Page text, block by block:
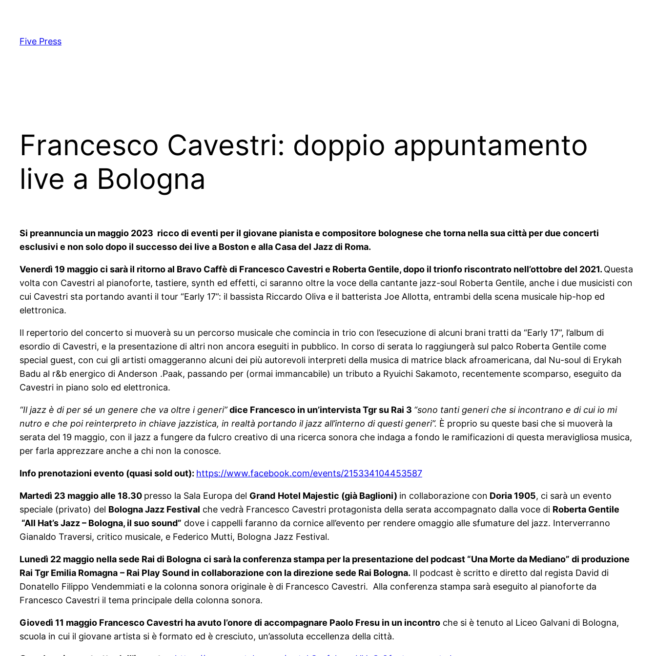
content
Five Press
Francesco Cavestri: doppio appuntamento
live a Bologna
Si preannuncia un maggio 2023 ricco di eventi per il giovane pianista e compositore bolognese che torna nella sua città per due concerti
esclusivi e non solo dopo il successo dei live a Boston e alla Casa del Jazz di Roma.
Venerdì 19 maggio ci sarà il ritorno al Bravo Caffè di Francesco Cavestri e Roberta Gentile, dopo il trionfo riscontrato nell’ottobre del 2021. Questa
volta con Cavestri al pianoforte, tastiere, synth ed effetti, ci saranno oltre la voce della cantante jazz-soul Roberta Gentile, anche i due musicisti con
cui Cavestri sta portando avanti il tour “Early 17”: il bassista Riccardo Oliva e il batterista Joe Allotta, entrambi della scena musicale hip-hop ed
elettronica.
Il repertorio del concerto si muoverà su un percorso musicale che comincia in trio con l’esecuzione di alcuni brani tratti da “Early 17”, l’album di
esordio di Cavestri, e la presentazione di altri non ancora eseguiti in pubblico. In corso di serata lo raggiungerà sul palco Roberta Gentile come
special guest, con cui gli artisti omaggeranno alcuni dei più autorevoli interpreti della musica di matrice black afroamericana, dal Nu-soul di Erykah
Badu al r&b energico di Anderson .Paak, passando per (ormai immancabile) un tributo a Ryuichi Sakamoto, recentemente scomparso, eseguito da
Cavestri in piano solo ed elettronica.
“Il jazz è di per sé un genere che va oltre i generi”dice Francesco in un’intervista Tgr su Rai 3 “sono tanti generi che si incontrano e di cui io mi
nutro e che poi reinterpreto in chiave jazzistica, in realtà portando il jazz all’interno di questi generi”. È proprio su queste basi che si muoverà la
serata del 19 maggio, con il jazz a fungere da fulcro creativo di una ricerca sonora che indaga a fondo le ramificazioni di questa meravigliosa musica,
per farla apprezzare anche a chi non la conosce.
Info prenotazioni evento (quasi sold out): https://www.facebook.com/events/215334104453587
Martedì 23 maggio alle 18.30 presso la Sala Europa del Grand Hotel Majestic (già Baglioni) in collaborazione con Doria 1905, ci sarà un evento
speciale (privato) del Bologna Jazz Festival che vedrà Francesco Cavestri protagonista della serata accompagnato dalla voce di Roberta Gentile
“All Hat’s Jazz – Bologna, il suo sound” dove i cappelli faranno da cornice all’evento per rendere omaggio alle sfumature del jazz. Interverranno
Gianaldo Traversi, critico musicale, e Federico Mutti, Bologna Jazz Festival.
Lunedì 22 maggio nella sede Rai di Bologna ci sarà la conferenza stampa per la presentazione del podcast “Una Morte da Mediano” di produzione
Rai Tgr Emilia Romagna – Rai Play Sound in collaborazione con la direzione sede Rai Bologna. Il podcast è scritto e diretto dal regista David di
Donatello Filippo Vendemmiati e la colonna sonora originale è di Francesco Cavestri. Alla conferenza stampa sarà eseguito al pianoforte da
Francesco Cavestri il tema principale della colonna sonora.
Giovedì 11 maggio Francesco Cavestri ha avuto l’onore di accompagnare Paolo Fresu in un incontro che si è tenuto al Liceo Galvani di Bologna,
scuola in cui il giovane artista si è formato ed è cresciuto, un’assoluta eccellenza della città.